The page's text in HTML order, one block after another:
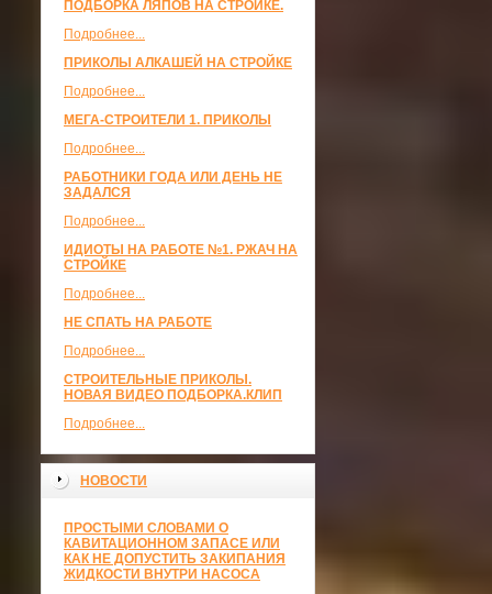
ПОДБОРКА ЛЯПОВ НА СТРОЙКЕ.
Подробнее...
ПРИКОЛЫ АЛКАШЕЙ НА СТРОЙКЕ
Подробнее...
МЕГА-СТРОИТЕЛИ 1. ПРИКОЛЫ
Подробнее...
РАБОТНИКИ ГОДА ИЛИ ДЕНЬ НЕ
ЗАДАЛСЯ
Подробнее...
ИДИОТЫ НА РАБОТЕ №1. РЖАЧ НА
СТРОЙКЕ
Подробнее...
НЕ СПАТЬ НА РАБОТЕ
Подробнее...
СТРОИТЕЛЬНЫЕ ПРИКОЛЫ.
НОВАЯ ВИДЕО ПОДБОРКА.КЛИП
Подробнее...
НОВОСТИ
ПРОСТЫМИ СЛОВАМИ О
КАВИТАЦИОННОМ ЗАПАСЕ ИЛИ
КАК НЕ ДОПУСТИТЬ ЗАКИПАНИЯ
ЖИДКОСТИ ВНУТРИ НАСОСА